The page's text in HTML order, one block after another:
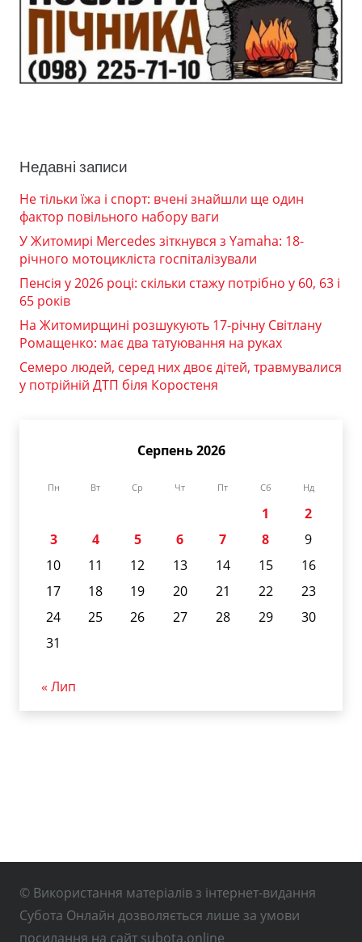
Недавні записи
Не тільки їжа і спорт: вчені знайшли ще один
фактор повільного набору ваги
У Житомирі Mercedes зіткнувся з Yamaha: 18-
річного мотоцикліста госпіталізували
Пенсія у 2026 році: скільки стажу потрібно у 60, 63 і
65 років
На Житомирщині розшукують 17-річну Світлану
Ромащенко: має два татуювання на руках
Семеро людей, серед них двоє дітей, травмувалися
у потрійній ДТП біля Коростеня
Серпень 2026
Пн Вт Ср Чт Пт Сб Нд
1
2
3
4 5 6 7 8
9
10
11 12 13 14 15
16
17
18 19 20 21 22
23
24
25 26 27 28 29
30
31
« Лип
© Використання матеріалів з інтернет-видання
Субота Онлайн дозволяється лише за умови
посилання на сайт subota.online